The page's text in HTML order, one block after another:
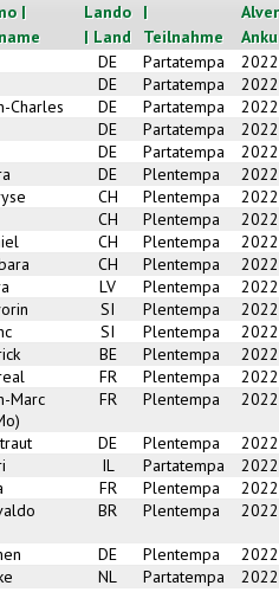
|
Lando
| Land
|
Teilnahme
DE Partatempa
DE Partatempa
Charles DE Partatempa
DE Partatempa
DE Partatempa
DE Plentempa
CH Plentempa
CH Plentempa
CH Plentempa
CH Plentempa
LV Plentempa
SI Plentempa
SI Plentempa
BE Plentempa
FR Plentempa
Marc
FR Plentempa
DE Plentempa
IL Partatempa
FR Plentempa
BR Plentempa
DE Plentempa
NL Partatempa